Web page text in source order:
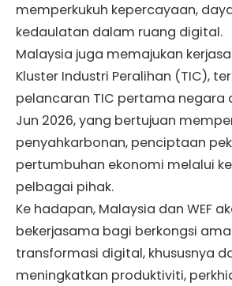
memperkukuh kepercayaan,
kedaulatan dalam ruang digital.
Malaysia juga memajukan
Kluster Industri Peralihan (TIC),
pelancaran TIC pertama negara
Jun 2026, yang bertujuan
penyahkarbonan, penciptaan
pertumbuhan ekonomi melalui
pelbagai pihak.
Ke hadapan, Malaysia dan WEF
bekerjasama bagi berkongsi
transformasi digital, khususnya
meningkatkan produktiviti,